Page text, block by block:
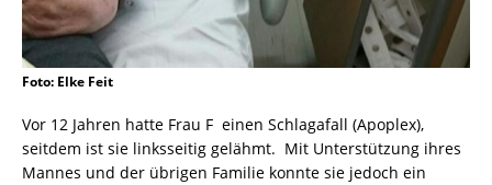
Foto: Elke Feit
Vor 12 Jahren hatte Frau F einen Schlagafall (Apoplex),
seitdem ist sie linksseitig gelähmt. Mit Unterstützung ihres
Mannes und der übrigen Familie konnte sie jedoch ein